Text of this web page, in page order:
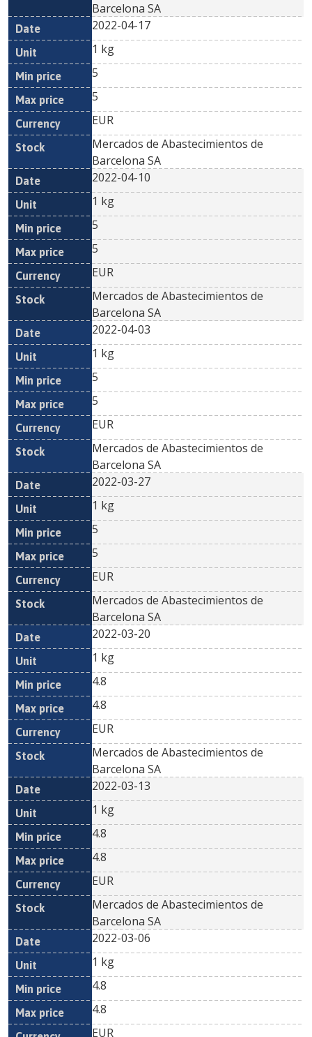
Barcelona SA
2022-04-17
1 kg
5
5
EUR
Mercados de Abastecimientos de
Barcelona SA
2022-04-10
1 kg
5
5
EUR
Mercados de Abastecimientos de
Barcelona SA
2022-04-03
1 kg
5
5
EUR
Mercados de Abastecimientos de
Barcelona SA
2022-03-27
1 kg
5
5
EUR
Mercados de Abastecimientos de
Barcelona SA
2022-03-20
1 kg
4.8
4.8
EUR
Mercados de Abastecimientos de
Barcelona SA
2022-03-13
1 kg
4.8
4.8
EUR
Mercados de Abastecimientos de
Barcelona SA
2022-03-06
1 kg
4.8
4.8
EUR